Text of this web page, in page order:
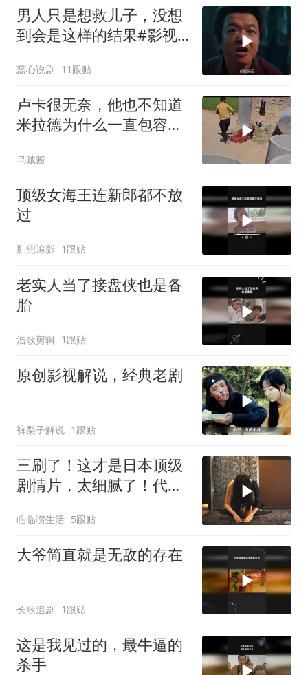
男人只是想救儿子，没想
到会是这样的结果#影视
蕊心说剧 11跟贴
卢卡很无奈，他也不知道
米拉德为什么一直包容阿
乌贼酱
顶级女海王连新郎都不放
过
肚兜追影 1跟贴
老实人当了接盘侠也是备
胎
浩歌剪辑 1跟贴
原创影视解说，经典老剧
裤梨子解说 1跟贴
三刷了！这才是日本顶级
剧情片，太细腻了！代入
临临唠生活 5跟贴
大爷简直就是无敌的存在
长歌追剧 1跟贴
这是我见过的，最牛逼的
杀手